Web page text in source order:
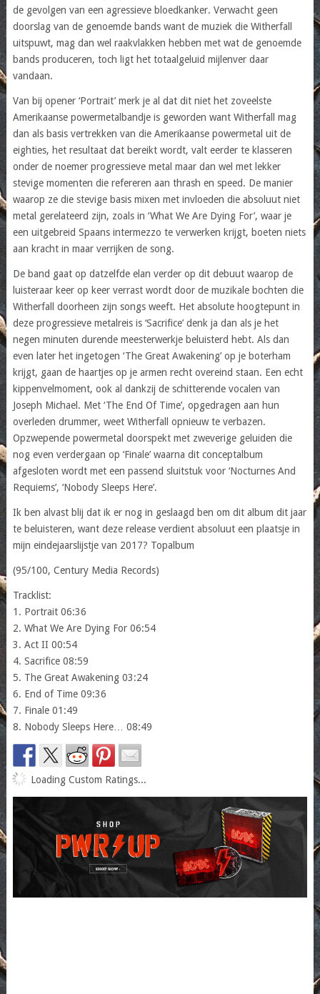
de gevolgen van een agressieve bloedkanker. Verwacht geen
doorslag van de genoemde bands want de muziek die Witherfall
uitspuwt, mag dan wel raakvlakken hebben met wat de genoemde
bands produceren, toch ligt het totaalgeluid mijlenver daar
vandaan.
Van bij opener ‘Portrait’ merk je al dat dit niet het zoveelste
Amerikaanse powermetalbandje is geworden want Witherfall mag
dan als basis vertrekken van die Amerikaanse powermetal uit de
eighties, het resultaat dat bereikt wordt, valt eerder te klasseren
onder de noemer progressieve metal maar dan wel met lekker
stevige momenten die refereren aan thrash en speed. De manier
waarop ze die stevige basis mixen met invloeden die absoluut niet
metal gerelateerd zijn, zoals in ‘What We Are Dying For’, waar je
een uitgebreid Spaans intermezzo te verwerken krijgt, boeten niets
aan kracht in maar verrijken de song.
De band gaat op datzelfde elan verder op dit debuut waarop de
luisteraar keer op keer verrast wordt door de muzikale bochten die
Witherfall doorheen zijn songs weeft. Het absolute hoogtepunt in
deze progressieve metalreis is ‘Sacrifice’ denk ja dan als je het
negen minuten durende meesterwerkje beluisterd hebt. Als dan
even later het ingetogen ‘The Great Awakening’ op je boterham
krijgt, gaan de haartjes op je armen recht overeind staan. Een echt
kippenvelmoment, ook al dankzij de schitterende vocalen van
Joseph Michael. Met ‘The End Of Time’, opgedragen aan hun
overleden drummer, weet Witherfall opnieuw te verbazen.
Opzwepende powermetal doorspekt met zweverige geluiden die
nog even verdergaan op ‘Finale’ waarna dit conceptalbum
afgesloten wordt met een passend sluitstuk voor ‘Nocturnes And
Requiems’, ‘Nobody Sleeps Here’.
Ik ben alvast blij dat ik er nog in geslaagd ben om dit album dit jaar
te beluisteren, want deze release verdient absoluut een plaatsje in
mijn eindejaarslijstje van 2017? Topalbum
(95/100, Century Media Records)
Tracklist:
1. Portrait 06:36
2. What We Are Dying For 06:54
3. Act II 00:54
4. Sacrifice 08:59
5. The Great Awakening 03:24
6. End of Time 09:36
7. Finale 01:49
8. Nobody Sleeps Here… 08:49
Loading Custom Ratings...